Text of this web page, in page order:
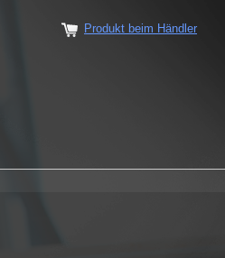
Produkt beim Händler